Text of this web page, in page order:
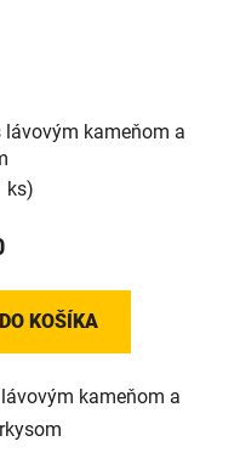
lávovým kameňom a
ks)
DO KOŠÍKA
kameňom a